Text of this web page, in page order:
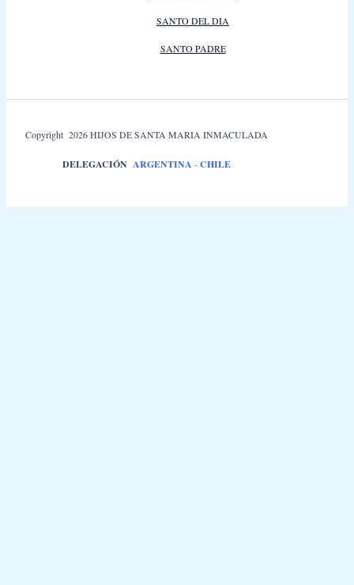
SANTO DEL DIA
SANTO PADRE
Copyright 2026 HIJOS DE SANTA MARIA INMACULADA
DELEGACIÓN ARGENTINA -CHILE